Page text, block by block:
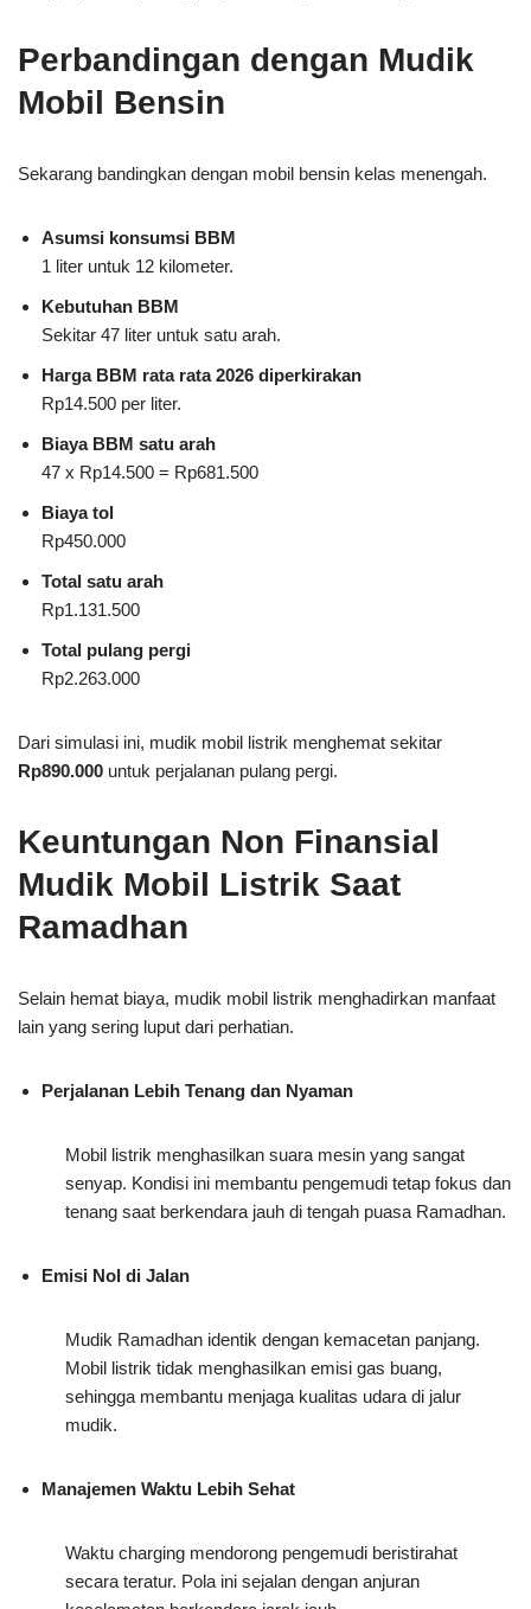
Perbandingan dengan Mudik
Mobil Bensin
Sekarang bandingkan dengan mobil bensin kelas menengah.
Asumsi konsumsi BBM
1 liter untuk 12 kilometer.
Kebutuhan BBM
Sekitar 47 liter untuk satu arah.
Harga BBM rata rata 2026 diperkirakan
Rp14.500 per liter.
Biaya BBM satu arah
47 x Rp14.500 = Rp681.500
Biaya tol
Rp450.000
Total satu arah
Rp1.131.500
Total pulang pergi
Rp2.263.000
Dari simulasi ini, mudik mobil listrik menghemat sekitar
Rp890.000 untuk perjalanan pulang pergi.
Keuntungan Non Finansial
Mudik Mobil Listrik Saat
Ramadhan
Selain hemat biaya, mudik mobil listrik menghadirkan manfaat
lain yang sering luput dari perhatian.
Perjalanan Lebih Tenang dan Nyaman
Mobil listrik menghasilkan suara mesin yang sangat
senyap. Kondisi ini membantu pengemudi tetap fokus dan
tenang saat berkendara jauh di tengah puasa Ramadhan.
Emisi Nol di Jalan
Mudik Ramadhan identik dengan kemacetan panjang.
Mobil listrik tidak menghasilkan emisi gas buang,
sehingga membantu menjaga kualitas udara di jalur
mudik.
Manajemen Waktu Lebih Sehat
Waktu charging mendorong pengemudi beristirahat
secara teratur. Pola ini sejalan dengan anjuran